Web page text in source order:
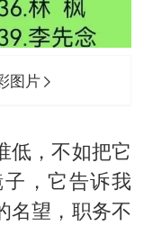
图片
低，不如把它
，它告诉我
名望，职务不